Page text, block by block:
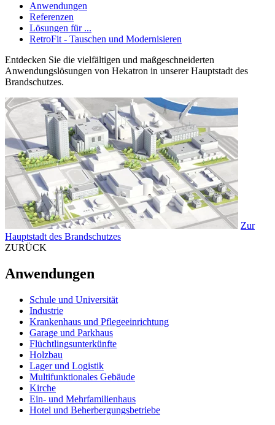
Anwendungen
Referenzen
Lösungen für ...
RetroFit - Tauschen und Modernisieren
Entdecken Sie die vielfältigen und maßgeschneiderten
Anwendungslösungen von Hekatron in unserer Hauptstadt des
Brandschutzes.
Zur
Hauptstadt des Brandschutzes
ZURÜCK
Anwendungen
Schule und Universität
Industrie
Krankenhaus und Pflegeeinrichtung
Garage und Parkhaus
Flüchtlingsunterkünfte
Holzbau
Lager und Logistik
Multifunktionales Gebäude
Kirche
Ein- und Mehrfamilienhaus
Hotel und Beherbergungsbetriebe